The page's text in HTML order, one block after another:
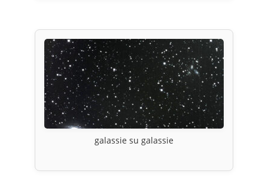
galassie su galassie